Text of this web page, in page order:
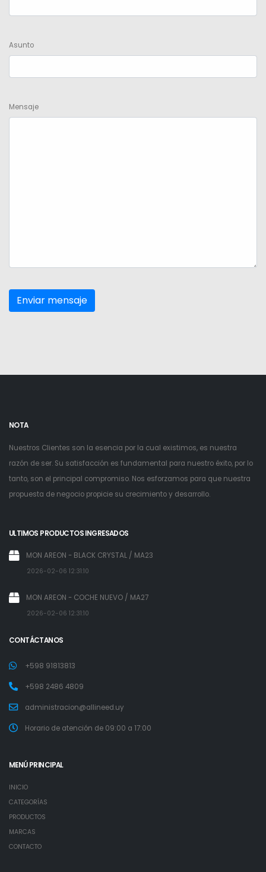
Asunto
Mensaje
NOTA
Nuestros Clientes son la esencia por la cual existimos, es nuestra
razón de ser. Su satisfacción es fundamental para nuestro éxito, por lo
tanto, son el principal compromiso. Nos esforzamos para que nuestra
propuesta de negocio propicie su crecimiento y desarrollo.
ULTIMOS PRODUCTOS INGRESADOS
MON AREON - BLACK CRYSTAL / MA23
2026-02-06 12:31:10
MON AREON - COCHE NUEVO / MA27
2026-02-06 12:31:10
CONTÁCTANOS
+598 91813813
+598 2486 4809
administracion@allineed.uy
Horario de atención de 09:00 a 17:00
MENÚ PRINCIPAL
INICIO
CATEGORÍAS
PRODUCTOS
MARCAS
CONTACTO